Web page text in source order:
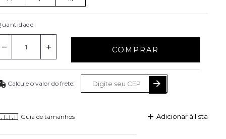
COMPRAR
Guia de tamanhos Adicionar à lista